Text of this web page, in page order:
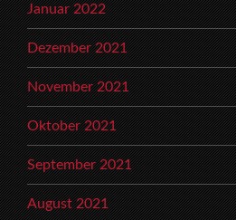
Januar 2022
Dezember 2021
November 2021
Oktober 2021
September 2021
August 2021